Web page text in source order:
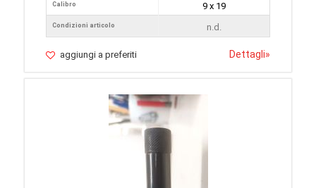
Calibro
Condizioni articolo
9 x 19
n.d.
aggiungi a preferiti Dettagli»